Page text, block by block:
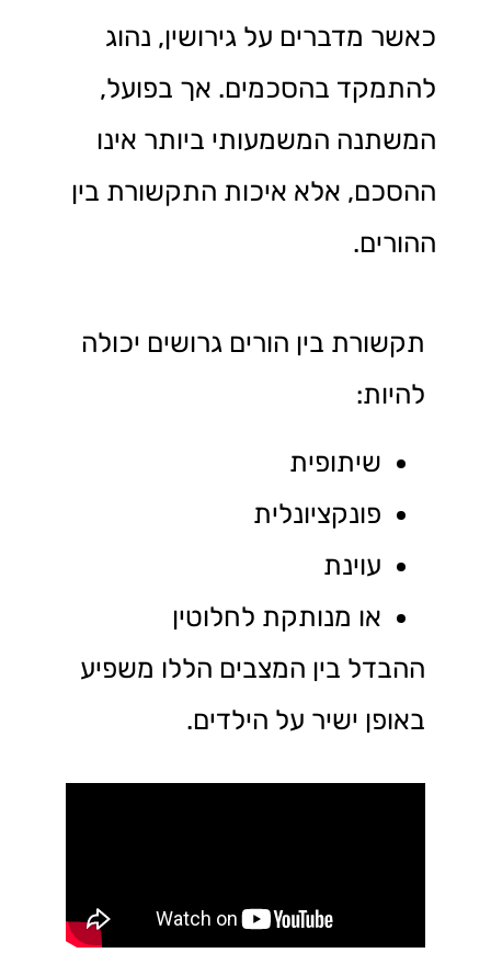
כאשר מדברים על גירושין, נהוג
להתמקד בהסכמים. אך בפועל,
המשתנה המשמעותי ביותר אינו
ההסכם, אלא איכות התקשורת בין
ההורים.
תקשורת בין הורים גרושים יכולה
להיות:
שיתופית
פונקציונלית
עוינת
או מנותקת לחלוטין
ההבדל בין המצבים הללו משפיע
באופן ישיר על הילדים.